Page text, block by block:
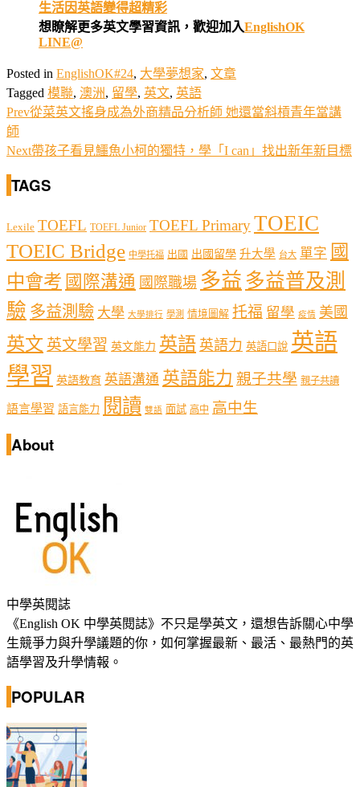
生活因英語變得超精彩
想瞭解更多英文學習資訊，歡迎加入EnglishOK
LINE@
Posted in EnglishOK#24, 大學夢想家, 文章
Tagged 模聯, 澳洲, 留學, 英文, 英語
Prev從菜英文搖身成為外商精品分析師 她還當斜槓青年當講
師
Next帶孩子看見鱷魚小柯的獨特，學「I can」找出新年新目標
TAGS
Lexile TOEFL TOEFL Junior TOEFL PrimaryTOEIC
TOEIC Bridge 中學托福 出國 出國留學 升大學 台大 單字 國
中會考 國際溝通 國際職場 多益 多益普及測
驗 多益測驗 大學 大學排行 學測 情境圖解 托福 留學 疫情 美國
英文 英文學習 英文能力 英語 英語力 英語口說 英語
學習 英語教育 英語溝通 英語能力 親子共學 親子共讀
語言學習 語言能力 閱讀 雙語 面試 高中 高中生
About
中學英閱誌
《English OK 中學英閱誌》不只是學英文，還想告訴關心中學
生競爭力與升學議題的你，如何掌握最新、最活、最熱門的英
語學習及升學情報。
POPULAR